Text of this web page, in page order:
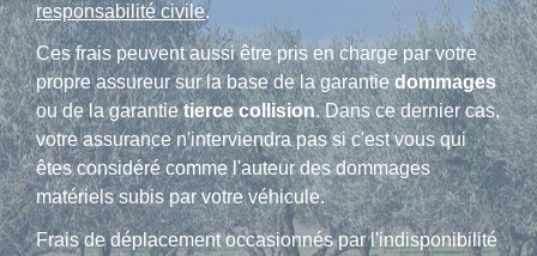
responsabilité civile.
Ces frais peuvent aussi être pris en charge par votre
propre assureur sur la base de la garantiedommages
ou de la garantietierce collision. Dans ce dernier cas,
votre assurance n'interviendra pas si c'est vous qui
êtes considéré comme l'auteur des dommages
matériels subis par votre véhicule.
Frais de déplacement occasionnés par l'indisponibilité